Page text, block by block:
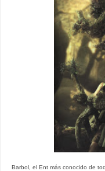
Barbol, el Ent más conocido de